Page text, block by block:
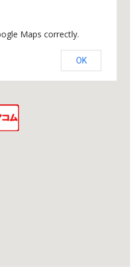
Maps correctly.
OK